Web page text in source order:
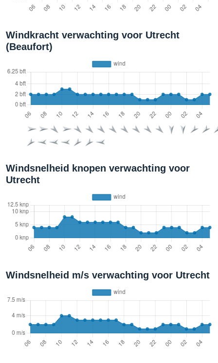
Windkracht verwachting voor Utrecht
(Beaufort)
Windsnelheid knopen verwachting voor
Utrecht
Windsnelheid m/s verwachting voor Utrecht